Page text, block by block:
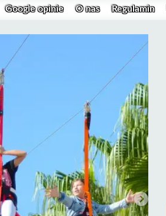
Google opinie O nas Regulamin